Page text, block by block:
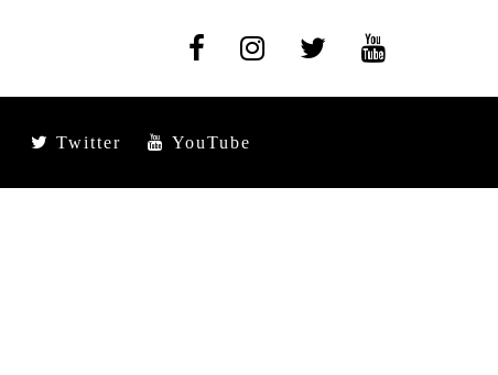
Twitter YouTube